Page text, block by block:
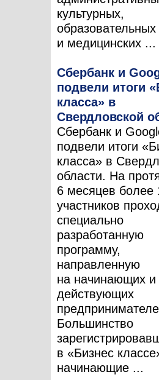
культурных,
образовательных
и медицинских ...
Сбербанк и
подвели итоги
класса» в
Свердловской
Сбербанк и
подвели итоги
класса» в
области. На
6 месяцев более
участников
специально
разработанную
программу,
направленную
на начинающих и
действующих
Большинство
в «Бизнес
начинающие ...